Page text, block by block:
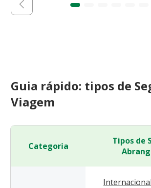
Guia rápido: tipos de
Viagem
Categoria
Tipos de
Internacional